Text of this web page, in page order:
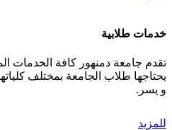
خدمات طلابية
تقدم جامعة دمنهور كافة الخدمات
يحتاجها طلاب الجامعة بمختلف
و يسر.
للمزيد